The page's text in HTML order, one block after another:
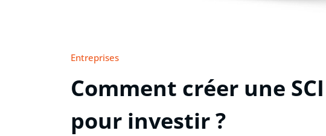
Entreprises
Comment créer une
pour investir ?